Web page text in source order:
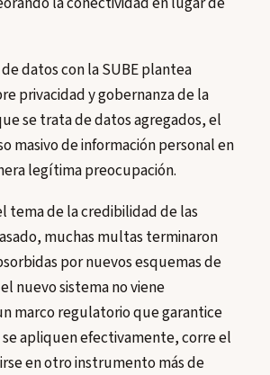
datos con la SUBE plantea
privacidad y gobernanza de la
se trata de datos agregados, el
masivo de información personal en
legítima preocupación.
tema de la credibilidad de las
muchas multas terminaron
por nuevos esquemas de
nuevo sistema no viene
marco regulatorio que garantice
se apliquen efectivamente, corre el
en otro instrumento más de